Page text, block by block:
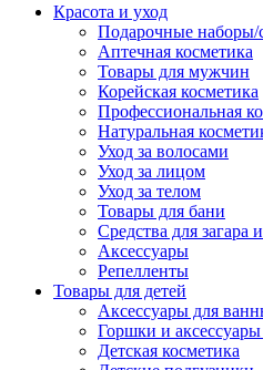
Красота и уход
Подарочные наборы/
Аптечная косметика
Товары для мужчин
Корейская косметика
Профессиональная
Натуральная
Уход за волосами
Уход за лицом
Уход за телом
Товары для бани
Средства для загара
Аксессуары
Репелленты
Товары для детей
Аксессуары для
Горшки и аксессуары
Детская косметика